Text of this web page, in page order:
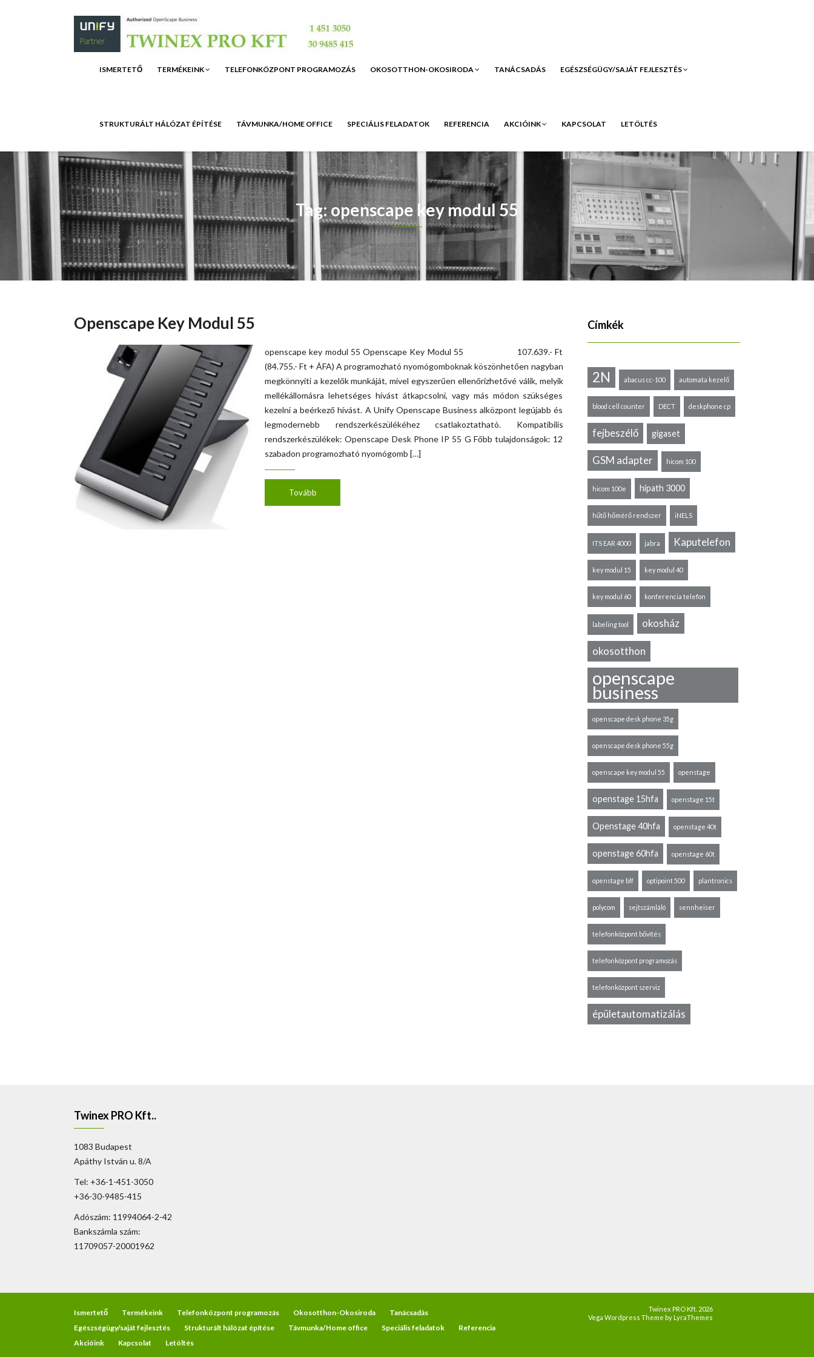
ISMERTETŐ TERMÉKEINK TELEFONKÖZPONT PROGRAMOZÁS OKOSOTTHON-OKOSIRODA TANÁCSADÁS EGÉSZSÉGÜGY/SAJÁT FEJLESZTÉS
STRUKTURÁLT HÁLÓZAT ÉPÍTÉSE TÁVMUNKA/HOME OFFICE SPECIÁLIS FELADATOK REFERENCIA AKCIÓINK KAPCSOLAT LETÖLTÉS
Tag: openscape key modul 55
Openscape Key Modul 55
openscape key modul 55 Openscape Key Modul 55 107.639.- Ft
(84.755.- Ft + ÁFA) A programozható nyomógomboknak köszönhetően nagyban
megkönnyíti a kezelők munkáját, mivel egyszerűen ellenőrizhetővé válik, melyik
mellékállomásra lehetséges hívást átkapcsolni, vagy más módon szükséges
kezelni a beérkező hívást. A Unify Openscape Business alközpont legújabb és
legmodernebb rendszerkészülékéhez csatlakoztatható. Kompatibilis
rendszerkészülékek: Openscape Desk Phone IP 55 G Főbb tulajdonságok: 12
szabadon programozható nyomógomb […]
Tovább
Címkék
2N abacus cc-100 automata kezelő
blood cell counter DECT deskphone cp
fejbeszélő gigaset
GSM adapter hicom 100
hicom 100e hipath 3000
hűtő hőmérő rendszer iNELS
ITS EAR 4000 jabra Kaputelefon
key modul 15 key modul 40
key modul 60 konferencia telefon
labeling tool okosház
okosotthon
openscape
business
openscape desk phone 35g
openscape desk phone 55g
openscape key modul 55 openstage
openstage 15hfa openstage 15t
Openstage 40hfa openstage 40t
openstage 60hfa openstage 60t
openstage blf optipoint 500 plantronics
polycom sejtszámláló sennheiser
telefonközpont bővítés
telefonközpont programozás
telefonközpont szerviz
épületautomatizálás
Twinex PRO Kft..
1083 Budapest
Apáthy István u. 8/A
Tel: +36-1-451-3050
+36-30-9485-415
Adószám: 11994064-2-42
Bankszámla szám:
11709057-20001962
Ismertető Termékeink Telefonközpont programozás Okosotthon-Okosiroda
Tanácsadás
Egészségügy/saját fejlesztés
Strukturált hálózat építése Távmunka/Home office Speciális feladatok
Referencia
Akcióink
Kapcsolat Letöltés
Twinex PRO Kft. 2026
Vega Wordpress Theme byLyraThemes